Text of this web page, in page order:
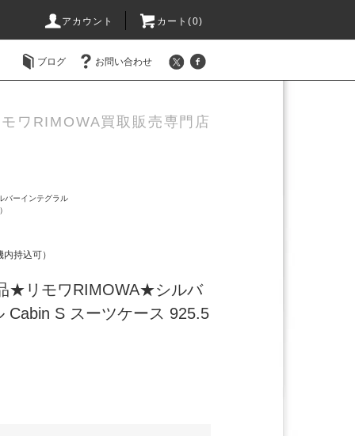
アカウント カート(0)
ブログ お問い合わせ
ワRIMOWA買取販売専門店
バーインテグラル
持込可）
★リモワRIMOWA★シルバ
Cabin S スーツケース 925.5